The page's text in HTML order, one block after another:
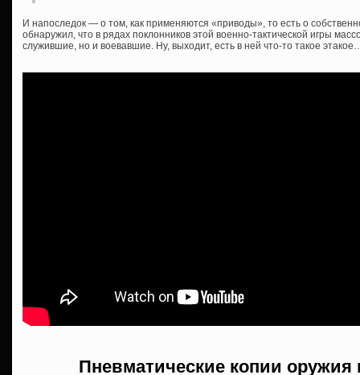
И напоследок — о том, как применяются «приводы», то есть о
обнаружил, что в рядах поклонников этой военно-тактической игры
служившие, но и воевавшие. Ну, выходит, есть в ней что-то такое
Пневматические копии оружия